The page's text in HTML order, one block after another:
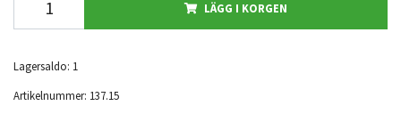
LÄGG I KORGEN
Lagersaldo: 1
Artikelnummer: 137.15